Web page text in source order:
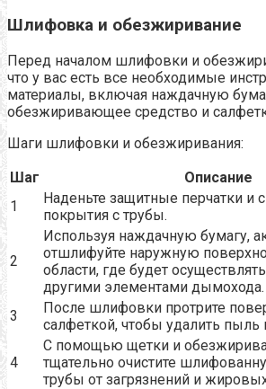
Шлифовка и обезжиривание
Перед началом шлифовки и
что у вас есть все необходимые
материалы, включая наждачную
обезжиривающее средство и
Шаги шлифовки и обезжиривания:
Шаг
Описание
1
Наденьте защитные перчатки и
покрытия с трубы.
2
Используя наждачную бумагу,
отшлифуйте наружную
области, где будет
другими элементами дымохода.
3
После шлифовки протрите
салфеткой, чтобы удалить пыль
4
С помощью щетки и
тщательно очистите
трубы от загрязнений и